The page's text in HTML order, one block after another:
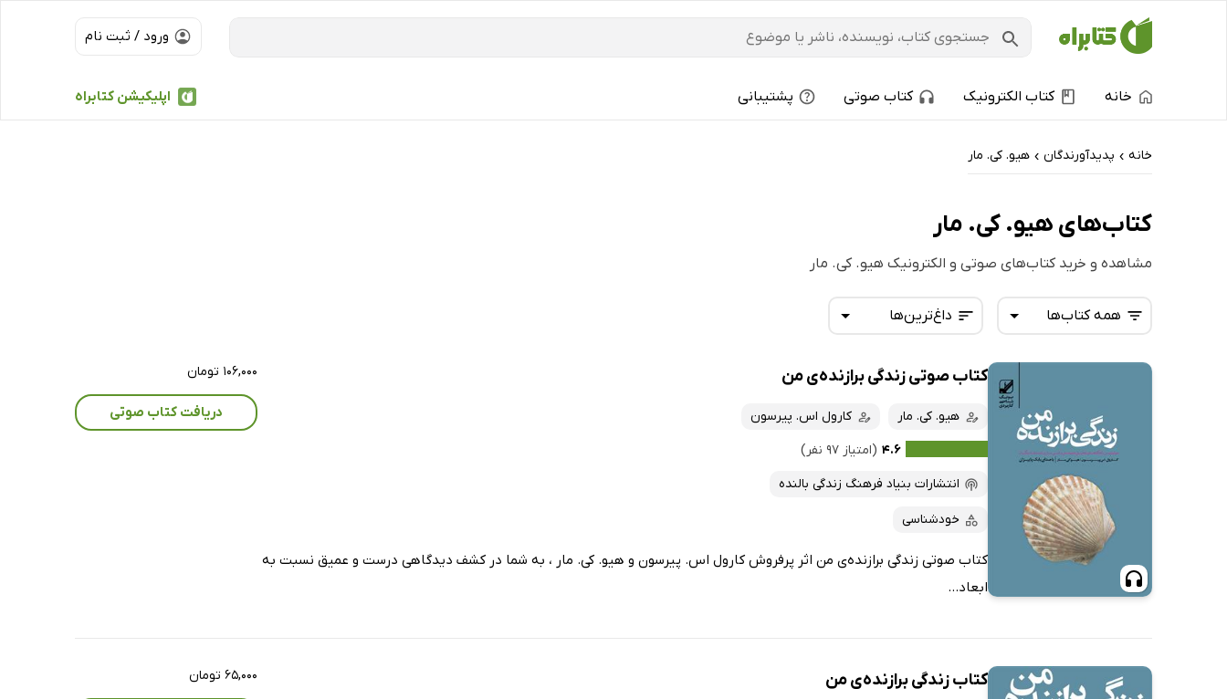
ورود / ثبت نام
اپلیکیشن کتابراه خانه کتاب الکترونیک کتاب صوتی پشتیبانی
خانه › پدیدآورندگان › هیو. کی. مار
کتاب‌های هیو. کی. مار
مشاهده و خرید کتاب‌های صوتی و الکترونیک هیو. کی. مار
داغ‌ترین‌ها
تازه‌ها
داغ‌ترین‌ها
پربحث‌ها
ارزان ترین‌ها
همه کتاب‌ها
کتاب‌های صوتی
کتاب‌های متنی
کتاب صوتی زندگی برازنده‌ی من
هیو. کی. مار
کارول اس. پیرسون
۴.۶ (امتیاز ۹۷ نفر)
انتشارات بنیاد فرهنگ زندگی بالنده
خودشناسی
کتاب صوتی زندگی برازنده‌ی من اثر پرفروش کارول اس. پیرسون و هیو. کی. مار ، به شما در کشف دیدگاهی درست و عمیق نسبت به
ابعاد...
۱۰۶,۰۰۰ تومان
دریافت کتاب صوتی
کتاب زندگی برازنده‌ی من ۶۵,۰۰۰ تومان